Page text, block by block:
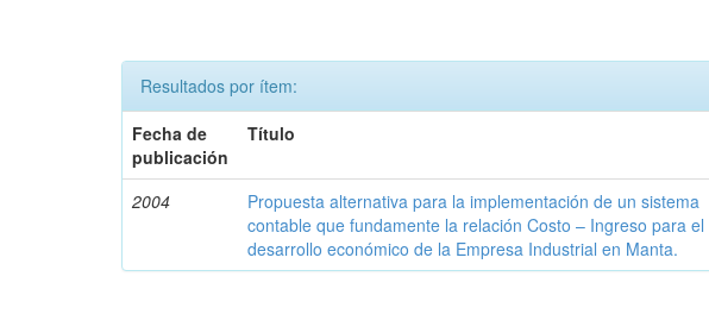
Resultados por ítem:
Fecha de
publicación
Título
2004
Propuesta alternativa para la implementación de un sistema
contable que fundamente la relación Costo – Ingreso para el
desarrollo económico de la Empresa Industrial en Manta.